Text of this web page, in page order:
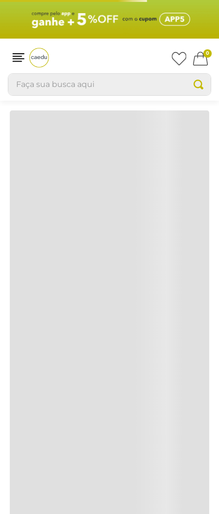
0
Faça sua busca aqui
Produtos
RELEVÂNCIA